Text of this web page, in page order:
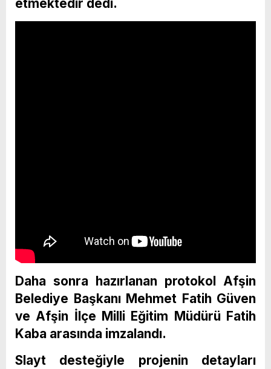
etmektedir dedi.
Daha sonra hazırlanan protokol Afşin
Belediye Başkanı Mehmet Fatih Güven
ve Afşin İlçe Milli Eğitim Müdürü Fatih
Kaba arasında imzalandı.
Slayt desteğiyle projenin detayları